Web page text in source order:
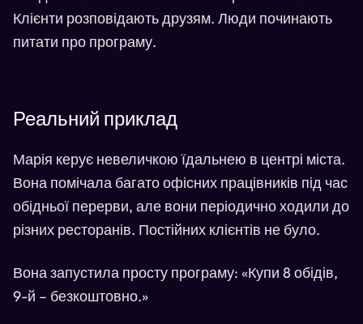
Клієнти розповідають друзям. Люди починають
питати про програму.
Реальний приклад
Марія керує невеличкою їдальнею в центрі міста.
Вона помічала багато офісних працівників під час
обідньої перерви, але вони періодично ходили до
різних ресторанів. Постійних клієнтів не було.
Вона запустила просту програму: «Купи 8 обідів,
9-й – безкоштовно.»